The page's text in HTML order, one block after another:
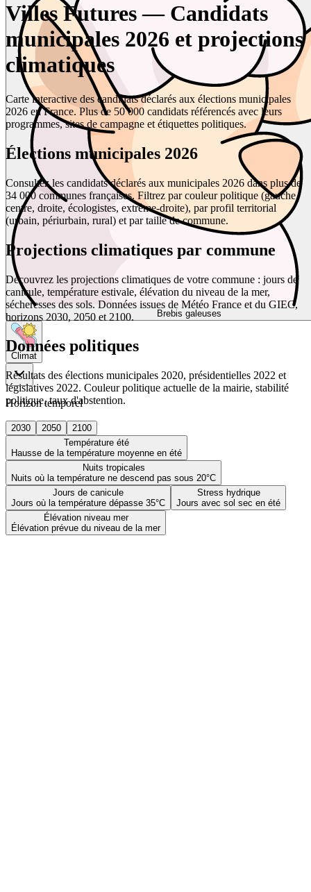
Brebis galeuses
Climat
Horizon temporel
2030 2050
2100
Température été
Hausse de la température moyenne en été
Nuits tropicales
Nuits où la température ne descend pas sous 20°C
Jours de canicule
Jours où la température dépasse 35°C
Stress hydrique
Jours avec sol sec en été
Élévation niveau mer
Élévation prévue du niveau de la mer
Villes Futures — Candidats
municipales 2026 et projections
climatiques
Carte interactive des candidats déclarés aux élections municipales
2026 en France. Plus de 50 000 candidats référencés avec leurs
programmes, sites de campagne et étiquettes politiques.
Élections municipales 2026
Consultez les candidats déclarés aux municipales 2026 dans plus de
34 000 communes françaises. Filtrez par couleur politique (gauche,
centre, droite, écologistes, extrême-droite), par profil territorial
(urbain, périurbain, rural) et par taille de commune.
Projections climatiques par commune
Découvrez les projections climatiques de votre commune : jours de
canicule, température estivale, élévation du niveau de la mer,
sécheresses des sols. Données issues de Météo France et du GIEC,
horizons 2030, 2050 et 2100.
Données politiques
Résultats des élections municipales 2020, présidentielles 2022 et
législatives 2022. Couleur politique actuelle de la mairie, stabilité
politique, taux d'abstention.